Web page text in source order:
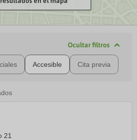
Ocultar filtros
Accesible Cita previa
21